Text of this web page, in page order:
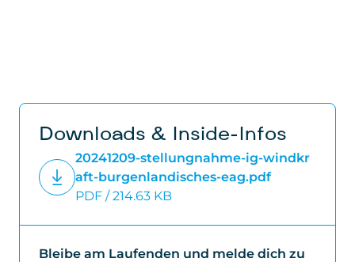
Downloads & Inside-Infos
20241209-stellungnahme-ig-windkr
aft-burgenlandisches-eag.pdf
PDF / 214.63 KB
Bleibe am Laufenden und melde dich zu